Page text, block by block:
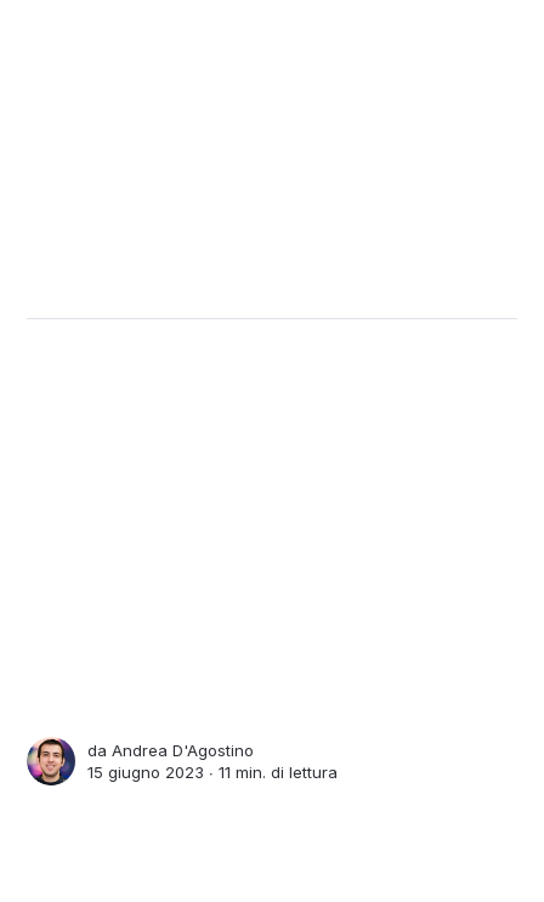
daAndrea D'Agostino
15 giugno 2023 ∙11 min. di lettura